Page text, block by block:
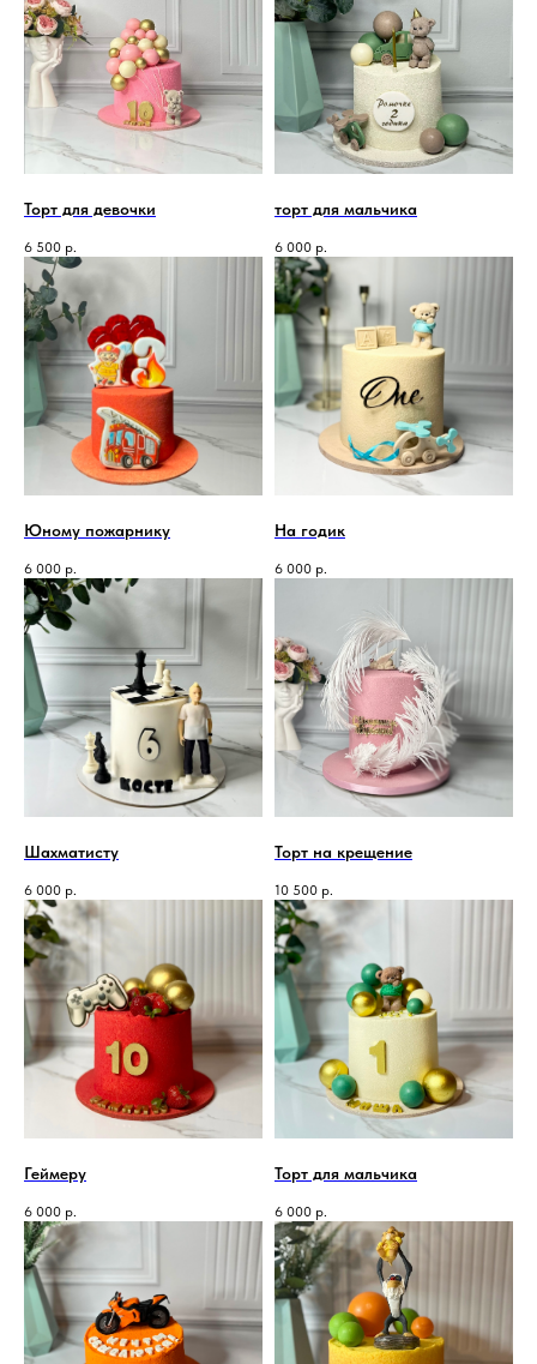
Торт для девочки
6 500 р.
торт для мальчика
6 000 р.
Юному пожарнику
6 000 р.
На годик
6 000 р.
Шахматисту
6 000 р.
Торт на крещение
10 500 р.
Геймеру
6 000 р.
Торт для мальчика
6 000 р.